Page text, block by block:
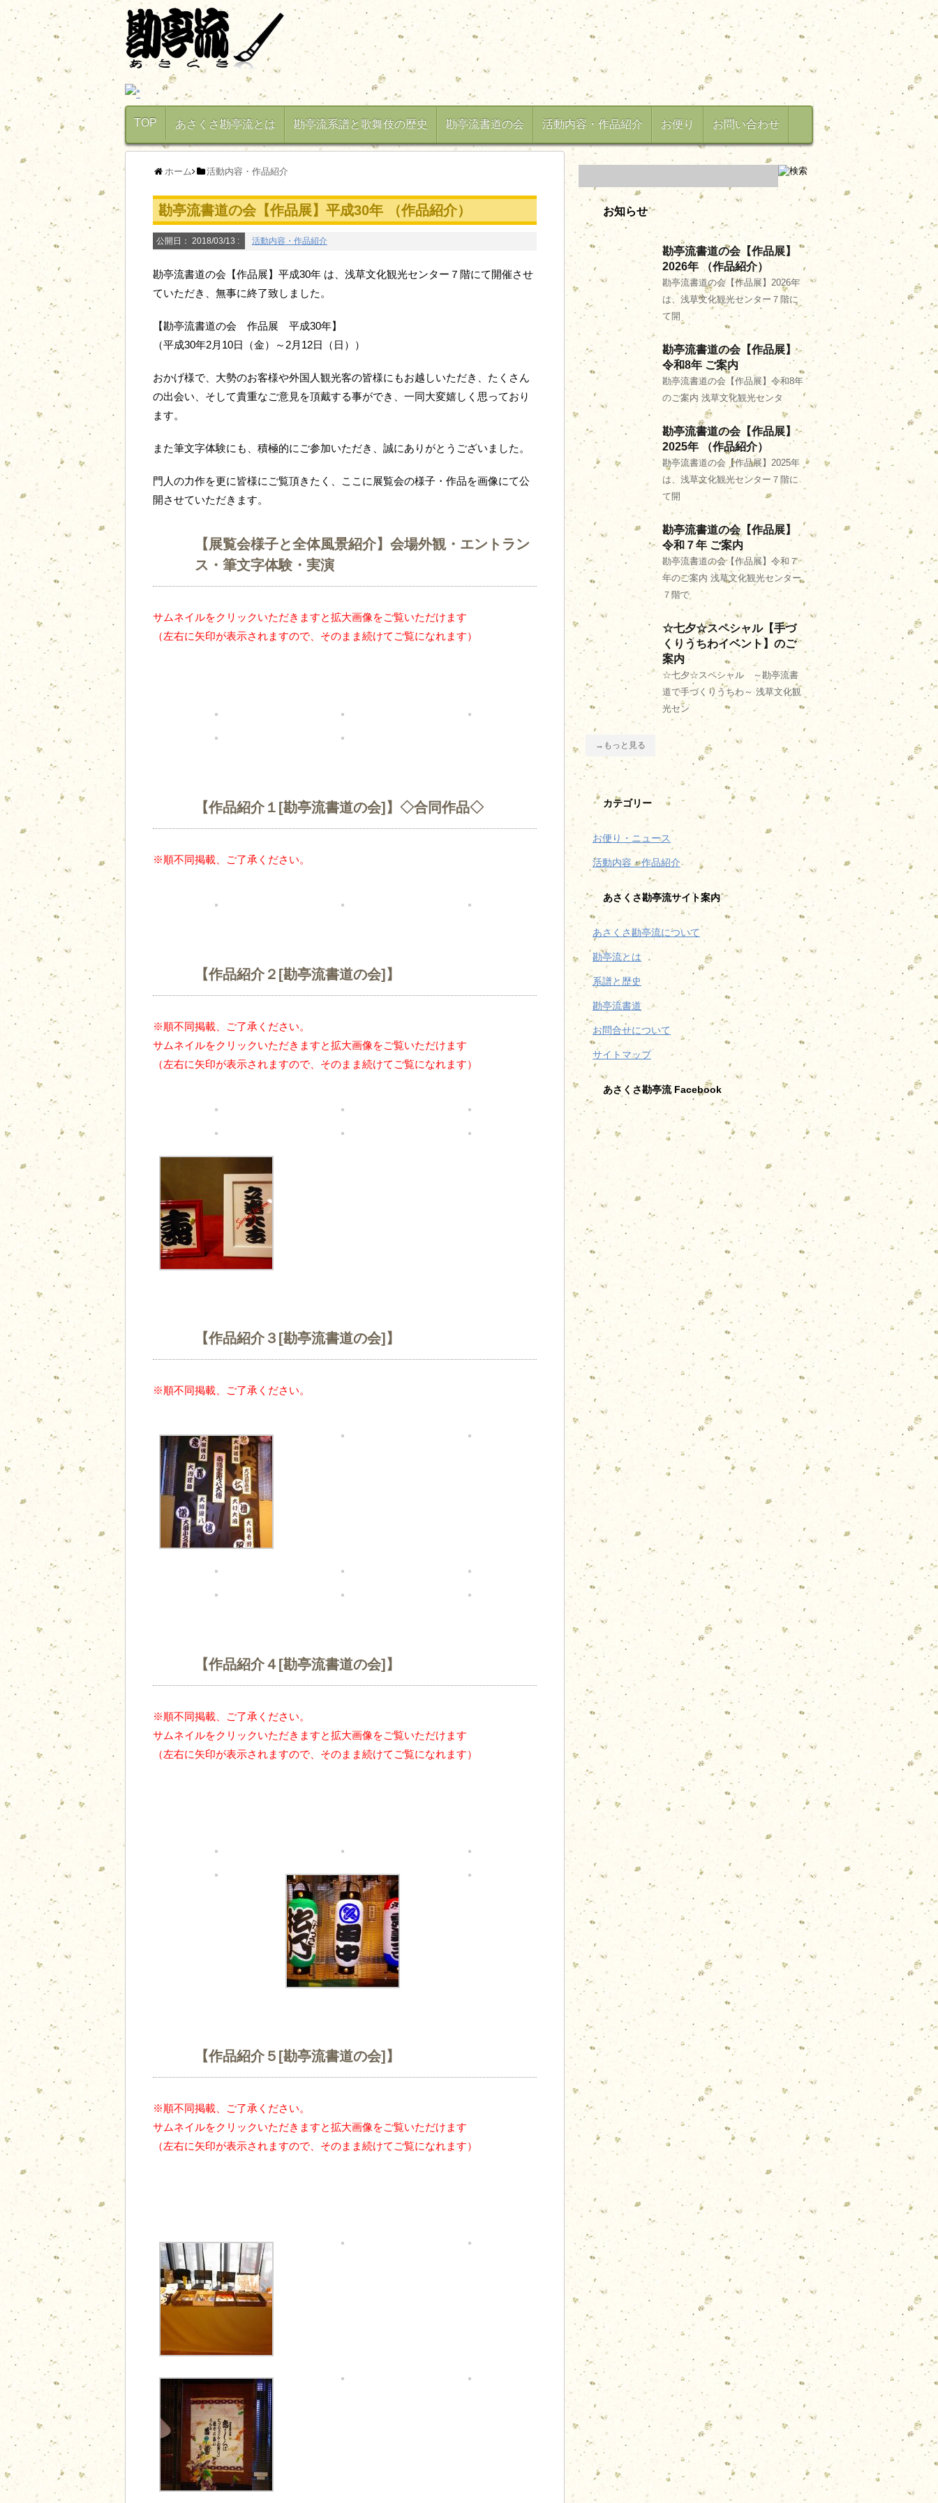
TOP あさくさ勘亭流とは 勘亭流系譜と歌舞伎の歴史 勘亭流書道の会 活動内容・作品紹介 お便り お問い合わせ
ホーム 活動内容・作品紹介
勘亭流書道の会【作品展】平成30年 （作品紹介）
公開日： 2018/03/13 : 活動内容・作品紹介
勘亭流書道の会【作品展】平成30年 は、浅草文化観光センター７階にて開催させ
ていただき、無事に終了致しました。
【勘亭流書道の会 作品展 平成30年】
（平成30年2月10日（金）～2月12日（日））
おかげ様で、大勢のお客様や外国人観光客の皆様にもお越しいただき、たくさん
の出会い、そして貴重なご意見を頂戴する事ができ、一同大変嬉しく思っており
ます。
また筆文字体験にも、積極的にご参加いただき、誠にありがとうございました。
門人の力作を更に皆様にご覧頂きたく、ここに展覧会の様子・作品を画像にて公
開させていただきます。
【展覧会様子と全体風景紹介】会場外観・エントラン
ス・筆文字体験・実演
サムネイルをクリックいただきますと拡大画像をご覧いただけます
（左右に矢印が表示されますので、そのまま続けてご覧になれます）
【作品紹介１[勘亭流書道の会]】◇合同作品◇
※順不同掲載、ご了承ください。
【作品紹介２[勘亭流書道の会]】
※順不同掲載、ご了承ください。
サムネイルをクリックいただきますと拡大画像をご覧いただけます
（左右に矢印が表示されますので、そのまま続けてご覧になれます）
【作品紹介３[勘亭流書道の会]】
※順不同掲載、ご了承ください。
【作品紹介４[勘亭流書道の会]】
※順不同掲載、ご了承ください。
サムネイルをクリックいただきますと拡大画像をご覧いただけます
（左右に矢印が表示されますので、そのまま続けてご覧になれます）
【作品紹介５[勘亭流書道の会]】
※順不同掲載、ご了承ください。
サムネイルをクリックいただきますと拡大画像をご覧いただけます
（左右に矢印が表示されますので、そのまま続けてご覧になれます）
お知らせ
勘亭流書道の会【作品展】
2026年 （作品紹介）
勘亭流書道の会【作品展】2026年
は、浅草文化観光センター７階に
て開
勘亭流書道の会【作品展】
令和8年 ご案内
勘亭流書道の会【作品展】令和8年
のご案内 浅草文化観光センタ
勘亭流書道の会【作品展】
2025年 （作品紹介）
勘亭流書道の会【作品展】2025年
は、浅草文化観光センター７階に
て開
勘亭流書道の会【作品展】
令和７年 ご案内
勘亭流書道の会【作品展】令和７
年のご案内 浅草文化観光センター
７階で
☆七夕☆スペシャル【手づ
くりうちわイベント】のご
案内
☆七夕☆スペシャル ～勘亭流書
道で手づくりうちわ～ 浅草文化観
光セン
→もっと見る
カテゴリー
お便り・ニュース
活動内容・作品紹介
あさくさ勘亭流サイト案内
あさくさ勘亭流について
勘亭流とは
系譜と歴史
勘亭流書道
お問合せについて
サイトマップ
あさくさ勘亭流 Facebook